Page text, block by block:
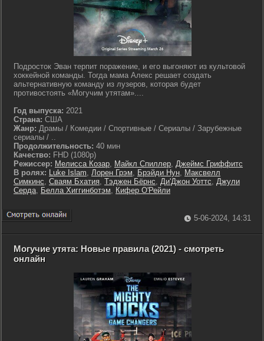
Подросток Эван терпит поражение, и его выгоняют из культовой
хоккейной команды. Тогда мама Алекс решает создать
альтернативную команду из лузеров, которая будет
противостоять «Могучим утятам»....
Год выпуска: 2021
Страна: США
Жанр: Драмы / Комедии / Спортивные / Сериалы / Зарубежные
сериалы / ..
Продолжительность: 40 мин
Качество: FHD (1080p)
Режиссер: Мелисса Козар, Майкл Спиллер, Джеймс Гриффитс
В ролях: Luke Islam, Лорен Грэм, Брэйди Нун, Максвелл
Симкинс, Сваям Бхатия, Тэджен Бёрнс, Ди'Джон Уоттс, Джули
Серда, Белла Хиггинботэм, Кифер О'Рейли
5-06-2024, 14:31
Могучие утята: Новые правила (2021) - смотреть
онлайн